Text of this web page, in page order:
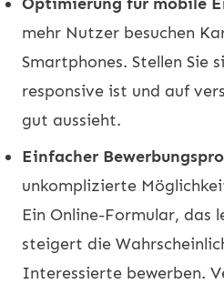
mehr Nutzer besuchen
Smartphones. Stellen Sie
responsive ist und auf
gut aussieht.
Einfacher
unkomplizierte
Ein Online-Formular, das
steigert die
Interessierte bewerben.